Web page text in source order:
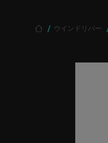
ウインドリバー